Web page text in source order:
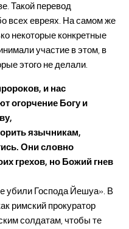
Такой перевод
всех евреях. На самом же
некоторые конкретные
участие в этом, в
этого не делали.
и нас
огорчение Богу и
язычникам,
Они словно
грехов, но Божий гнев
убили Господа Йешуа». В
римский прокуратор
солдатам, чтобы те